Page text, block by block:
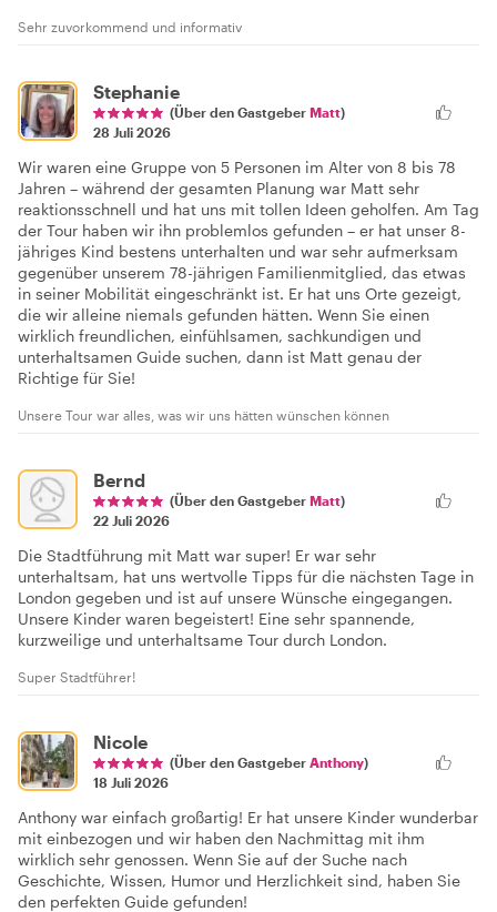
Sehr zuvorkommend und informativ
Stephanie
(Über den Gastgeber Matt)
28 Juli 2026
Wir waren eine Gruppe von 5 Personen im Alter von 8 bis 78
Jahren – während der gesamten Planung war Matt sehr
reaktionsschnell und hat uns mit tollen Ideen geholfen. Am Tag
der Tour haben wir ihn problemlos gefunden – er hat unser 8-
jähriges Kind bestens unterhalten und war sehr aufmerksam
gegenüber unserem 78-jährigen Familienmitglied, das etwas
in seiner Mobilität eingeschränkt ist. Er hat uns Orte gezeigt,
die wir alleine niemals gefunden hätten. Wenn Sie einen
wirklich freundlichen, einfühlsamen, sachkundigen und
unterhaltsamen Guide suchen, dann ist Matt genau der
Richtige für Sie!
Unsere Tour war alles, was wir uns hätten wünschen können
Bernd
(Über den Gastgeber Matt)
22 Juli 2026
Die Stadtführung mit Matt war super! Er war sehr
unterhaltsam, hat uns wertvolle Tipps für die nächsten Tage in
London gegeben und ist auf unsere Wünsche eingegangen.
Unsere Kinder waren begeistert! Eine sehr spannende,
kurzweilige und unterhaltsame Tour durch London.
Super Stadtführer!
Nicole
(Über den Gastgeber Anthony)
18 Juli 2026
Anthony war einfach großartig! Er hat unsere Kinder wunderbar
mit einbezogen und wir haben den Nachmittag mit ihm
wirklich sehr genossen. Wenn Sie auf der Suche nach
Geschichte, Wissen, Humor und Herzlichkeit sind, haben Sie
den perfekten Guide gefunden!